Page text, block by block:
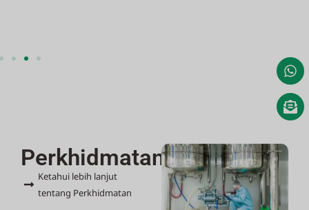
Perkhidmatan
Ketahui lebih lanjut
tentang Perkhidmatan